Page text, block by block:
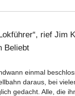
rief Jim
Beliebt
einmal
daraus, bei
gedacht. Alle, die